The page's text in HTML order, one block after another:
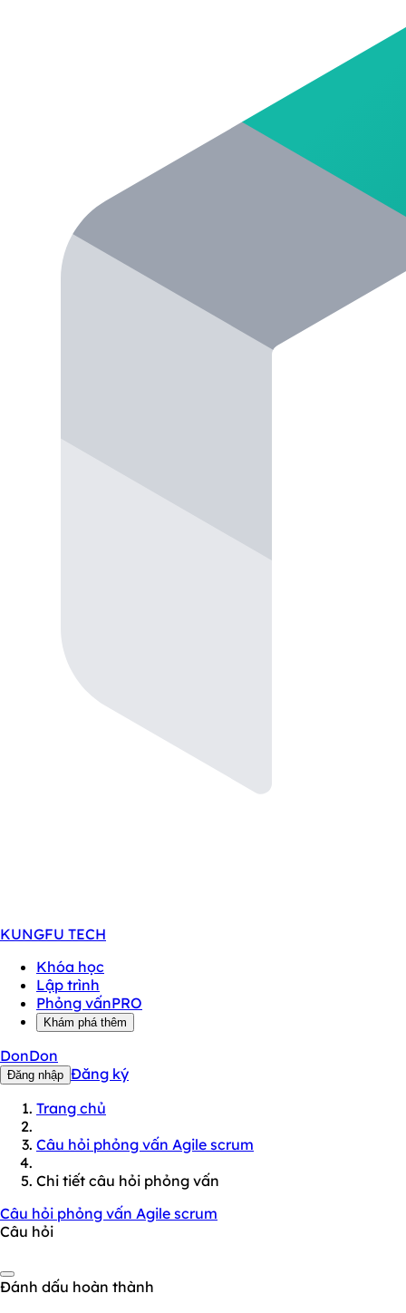
KUNGFU TECH
Khóa học
Lập trình
Phỏng vấnPRO
Khám phá thêm
DonDon
Đăng nhập Đăng ký
Trang chủ
Câu hỏi phỏng vấn Agile scrum
Chi tiết câu hỏi phỏng vấn
Câu hỏi phỏng vấn Agile scrum
Câu hỏi
Đánh dấu hoàn thành